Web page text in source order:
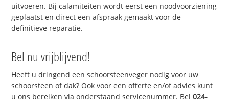
uitvoeren. Bij calamiteiten wordt eerst een noodvoorziening
geplaatst en direct een afspraak gemaakt voor de
definitieve reparatie.
Bel nu vrijblijvend!
Heeft u dringend een schoorsteenveger nodig voor uw
schoorsteen of dak? Ook voor een offerte en/of advies kunt
u ons bereiken via onderstaand servicenummer. Bel024-